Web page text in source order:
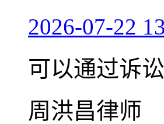
2026-07-22
可以通过诉
周洪昌律师